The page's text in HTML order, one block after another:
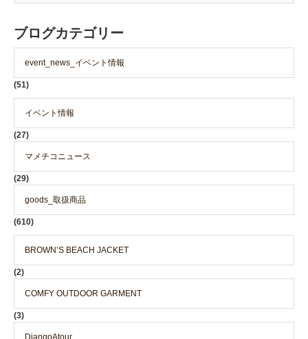
ブログカテゴリー
event_news_イベント情報
(51)
イベント情報
(27)
マメチコニュース
(29)
goods_取扱商品
(610)
BROWN’S BEACH JACKET
(2)
COMFY OUTDOOR GARMENT
(3)
DjangoAtour